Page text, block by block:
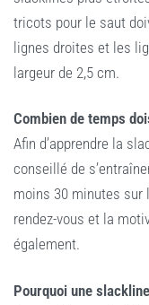
tricots pour le saut
lignes droites et les
largeur de 2,5 cm.
Combien de temps
Afin d’apprendre la
conseillé de
moins 30 minutes sur
rendez-vous et la
également.
Pourquoi une